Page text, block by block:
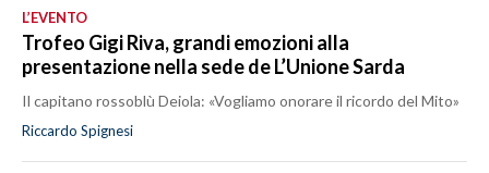
L’EVENTO
Trofeo Gigi Riva, grandi emozioni alla
presentazione nella sede de L’Unione Sarda
Il capitano rossoblù Deiola: «Vogliamo onorare il ricordo del Mito»
Riccardo Spignesi